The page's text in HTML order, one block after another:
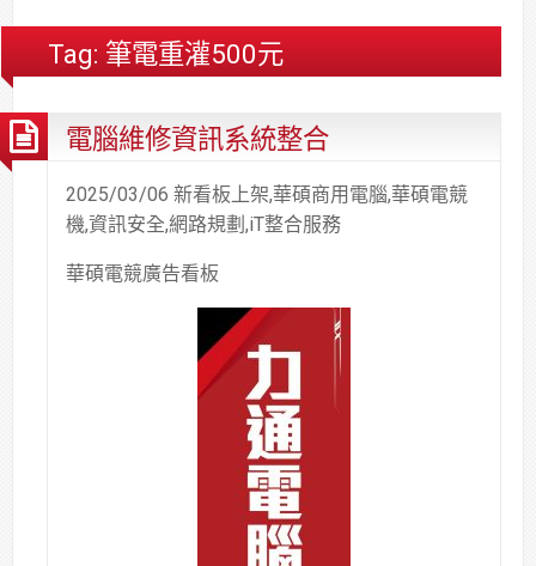
修,
公
解
Tag: 筆電重灌500元
電腦維修資訊系統整合
2025/03/06 新看板上架,華碩商用電腦,華碩電競
機,資訊安全,網路規劃,iT整合服務
華碩電競廣告看板